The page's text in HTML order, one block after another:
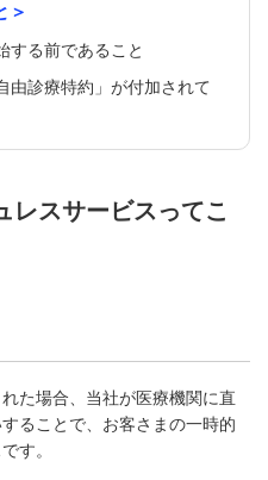
＞
する前であること
由診療特約」が付加されて
レスサービスってこ
た場合、当社が医療機関に直
ることで、お客さまの一時的
す。